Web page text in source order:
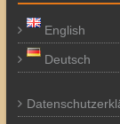
English
Deutsch